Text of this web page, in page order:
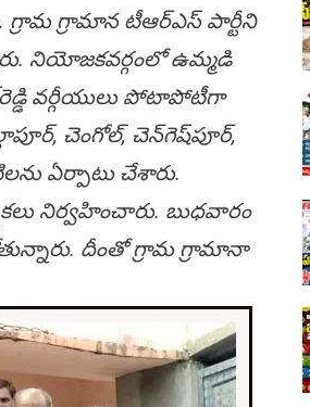
గ్రామాన టీఆర్ఎస్ పార్టీని
నియోజ‌క‌వ‌ర్గంలో ఉమ్మ‌డి
వ‌ర్గీయులు పోటాపోటీగా
చెంగోల్, చెన్‌గెష్‌పూర్,
ఏర్పాటు చేశారు.
నిర్వ‌హించారు. బుధ‌వారం
దీంతో గ్రామ గ్రామానా